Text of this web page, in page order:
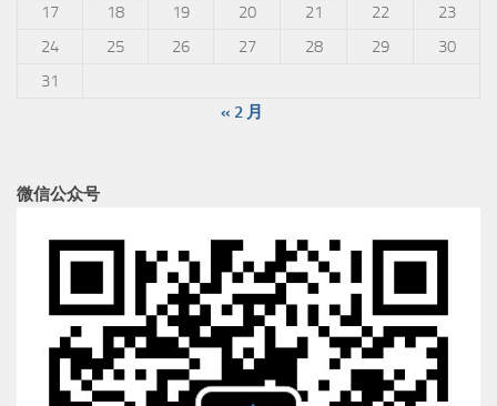
17
18 19 20 21 22
23
24
25 26 27 28 29
30
31
« 2 月
微信公众号